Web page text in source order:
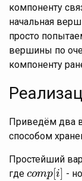
компоненту
начальная
просто
вершины по
компоненту
Приведём два
способом
Простейший
где comp[i]
comp[i ]
-